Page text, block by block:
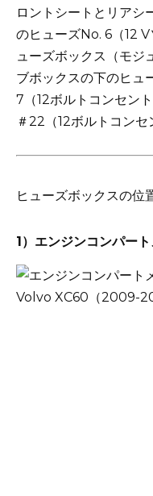
ロントシートとリアシ
のヒューズNo. 6（12
ューズボックス（モジ
ブボックスの下のヒュ
7（12ボルトコンセン
＃22（12ボルトコンセ
ヒューズボックスの位
1）エンジンコンパート